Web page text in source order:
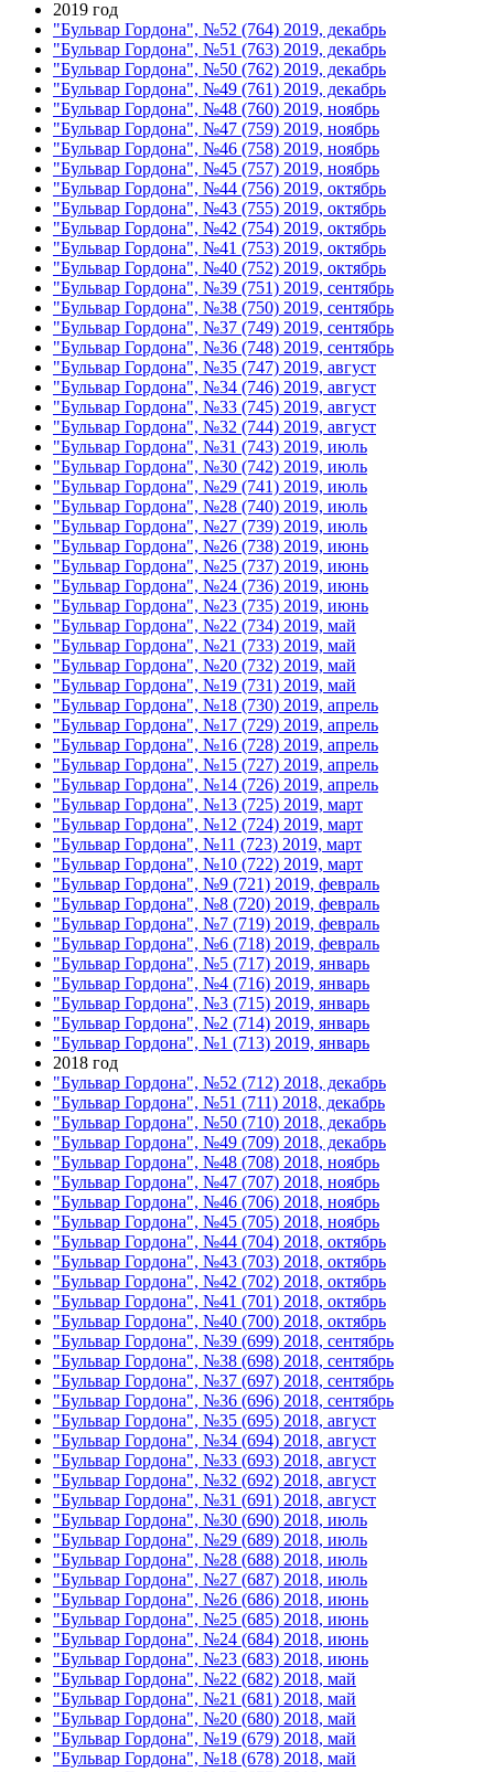
2019 год
"Бульвар Гордона", №52 (764) 2019, декабрь
"Бульвар Гордона", №51 (763) 2019, декабрь
"Бульвар Гордона", №50 (762) 2019, декабрь
"Бульвар Гордона", №49 (761) 2019, декабрь
"Бульвар Гордона", №48 (760) 2019, ноябрь
"Бульвар Гордона", №47 (759) 2019, ноябрь
"Бульвар Гордона", №46 (758) 2019, ноябрь
"Бульвар Гордона", №45 (757) 2019, ноябрь
"Бульвар Гордона", №44 (756) 2019, октябрь
"Бульвар Гордона", №43 (755) 2019, октябрь
"Бульвар Гордона", №42 (754) 2019, октябрь
"Бульвар Гордона", №41 (753) 2019, октябрь
"Бульвар Гордона", №40 (752) 2019, октябрь
"Бульвар Гордона", №39 (751) 2019, сентябрь
"Бульвар Гордона", №38 (750) 2019, сентябрь
"Бульвар Гордона", №37 (749) 2019, сентябрь
"Бульвар Гордона", №36 (748) 2019, сентябрь
"Бульвар Гордона", №35 (747) 2019, август
"Бульвар Гордона", №34 (746) 2019, август
"Бульвар Гордона", №33 (745) 2019, август
"Бульвар Гордона", №32 (744) 2019, август
"Бульвар Гордона", №31 (743) 2019, июль
"Бульвар Гордона", №30 (742) 2019, июль
"Бульвар Гордона", №29 (741) 2019, июль
"Бульвар Гордона", №28 (740) 2019, июль
"Бульвар Гордона", №27 (739) 2019, июль
"Бульвар Гордона", №26 (738) 2019, июнь
"Бульвар Гордона", №25 (737) 2019, июнь
"Бульвар Гордона", №24 (736) 2019, июнь
"Бульвар Гордона", №23 (735) 2019, июнь
"Бульвар Гордона", №22 (734) 2019, май
"Бульвар Гордона", №21 (733) 2019, май
"Бульвар Гордона", №20 (732) 2019, май
"Бульвар Гордона", №19 (731) 2019, май
"Бульвар Гордона", №18 (730) 2019, апрель
"Бульвар Гордона", №17 (729) 2019, апрель
"Бульвар Гордона", №16 (728) 2019, апрель
"Бульвар Гордона", №15 (727) 2019, апрель
"Бульвар Гордона", №14 (726) 2019, апрель
"Бульвар Гордона", №13 (725) 2019, март
"Бульвар Гордона", №12 (724) 2019, март
"Бульвар Гордона", №11 (723) 2019, март
"Бульвар Гордона", №10 (722) 2019, март
"Бульвар Гордона", №9 (721) 2019, февраль
"Бульвар Гордона", №8 (720) 2019, февраль
"Бульвар Гордона", №7 (719) 2019, февраль
"Бульвар Гордона", №6 (718) 2019, февраль
"Бульвар Гордона", №5 (717) 2019, январь
"Бульвар Гордона", №4 (716) 2019, январь
"Бульвар Гордона", №3 (715) 2019, январь
"Бульвар Гордона", №2 (714) 2019, январь
"Бульвар Гордона", №1 (713) 2019, январь
2018 год
"Бульвар Гордона", №52 (712) 2018, декабрь
"Бульвар Гордона", №51 (711) 2018, декабрь
"Бульвар Гордона", №50 (710) 2018, декабрь
"Бульвар Гордона", №49 (709) 2018, декабрь
"Бульвар Гордона", №48 (708) 2018, ноябрь
"Бульвар Гордона", №47 (707) 2018, ноябрь
"Бульвар Гордона", №46 (706) 2018, ноябрь
"Бульвар Гордона", №45 (705) 2018, ноябрь
"Бульвар Гордона", №44 (704) 2018, октябрь
"Бульвар Гордона", №43 (703) 2018, октябрь
"Бульвар Гордона", №42 (702) 2018, октябрь
"Бульвар Гордона", №41 (701) 2018, октябрь
"Бульвар Гордона", №40 (700) 2018, октябрь
"Бульвар Гордона", №39 (699) 2018, сентябрь
"Бульвар Гордона", №38 (698) 2018, сентябрь
"Бульвар Гордона", №37 (697) 2018, сентябрь
"Бульвар Гордона", №36 (696) 2018, сентябрь
"Бульвар Гордона", №35 (695) 2018, август
"Бульвар Гордона", №34 (694) 2018, август
"Бульвар Гордона", №33 (693) 2018, август
"Бульвар Гордона", №32 (692) 2018, август
"Бульвар Гордона", №31 (691) 2018, август
"Бульвар Гордона", №30 (690) 2018, июль
"Бульвар Гордона", №29 (689) 2018, июль
"Бульвар Гордона", №28 (688) 2018, июль
"Бульвар Гордона", №27 (687) 2018, июль
"Бульвар Гордона", №26 (686) 2018, июнь
"Бульвар Гордона", №25 (685) 2018, июнь
"Бульвар Гордона", №24 (684) 2018, июнь
"Бульвар Гордона", №23 (683) 2018, июнь
"Бульвар Гордона", №22 (682) 2018, май
"Бульвар Гордона", №21 (681) 2018, май
"Бульвар Гордона", №20 (680) 2018, май
"Бульвар Гордона", №19 (679) 2018, май
"Бульвар Гордона", №18 (678) 2018, май